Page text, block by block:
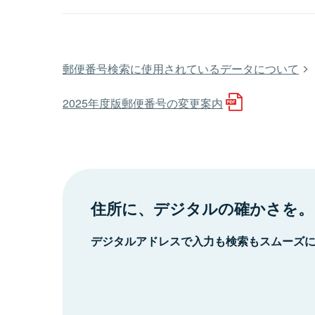
郵便番号検索に使用されているデータについて
2025年度版郵便番号の変更案内
住所に、デジタルの確かさを。
デジタルアドレスで入力も検索もスムーズ